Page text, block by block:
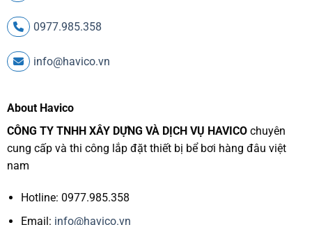
0977.985.358
info@havico.vn
About Havico
CÔNG TY TNHH XÂY DỰNG VÀ DỊCH VỤ HAVICO chuyên
cung cấp và thi công lắp đặt thiết bị bể bơi hàng đâu việt
nam
Hotline: 0977.985.358
Email: info@havico.vn